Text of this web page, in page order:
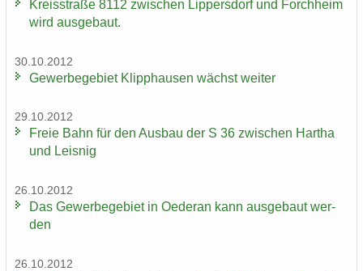
Kreis­stra­ße 8112 zwi­schen Lip­pers­dorf und Forch­heim
wird aus­ge­baut.
30.10.2012
Ge­wer­be­ge­biet Klipp­hau­sen wächst wei­ter
29.10.2012
Freie Bahn für den Aus­bau der S 36 zwi­schen Har­tha
und Leis­nig
26.10.2012
Das Ge­wer­be­ge­biet in Oe­der­an kann aus­ge­baut wer­
den
26.10.2012